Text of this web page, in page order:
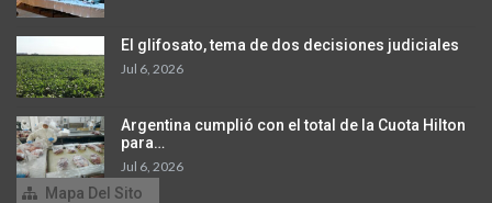
El glifosato, tema de dos decisiones judiciales
Jul 6, 2026
Argentina cumplió con el total de la Cuota Hilton
para…
Jul 6, 2026
Mapa Del Sito